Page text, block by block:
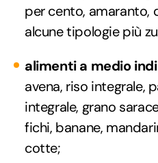
per cento, amaranto,
alcune tipologie più
alimenti a medio
avena, riso integrale,
integrale, grano
fichi, banane,
cotte;